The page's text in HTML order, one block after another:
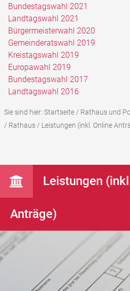
Bundestagswahl 2021
Landtagswahl 2021
Bürgermeisterwahl 2020
Gemeinderatswahl 2019
Kreistagswahl 2019
Europawahl 2019
Bundestagswahl 2017
Landtagswahl 2016
Sie sind hier: Startseite/ Rathaus und
/ Rathaus/ Leistungen (inkl. Online
Leistungen
Anträge)